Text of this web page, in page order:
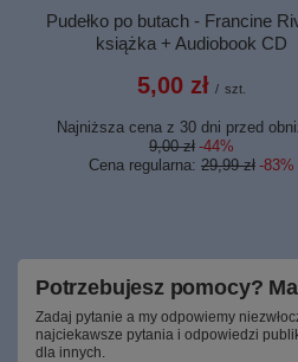
Pudełko po butach - Francine
książka + Audiobook CD
5,00 zł / szt.
Najniższa cena z 30 dni przed
9,00 zł -44%
Cena regularna: 29,99 zł -83%
Potrzebujesz pomocy?
Zadaj pytanie a my odpowiemy
najciekawsze pytania i odpowiedzi
dla innych.